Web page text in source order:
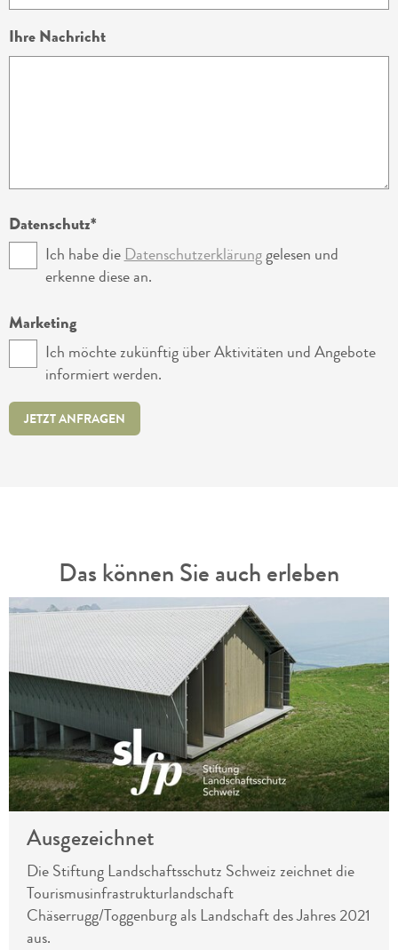
Ihre Nachricht
Datenschutz
Ich habe die Datenschutzerklärunggelesen und
erkenne diese an.
Marketing
Ich möchte zukünftig über Aktivitäten und Angebote
informiert werden.
JETZT ANFRAGEN
Das können Sie auch erleben
Ausgezeichnet
Die Stiftung Landschaftsschutz Schweiz zeichnet die
Tourismusinfrastrukturlandschaft
Chäserrugg/Toggenburg als Landschaft des Jahres 2021
aus.